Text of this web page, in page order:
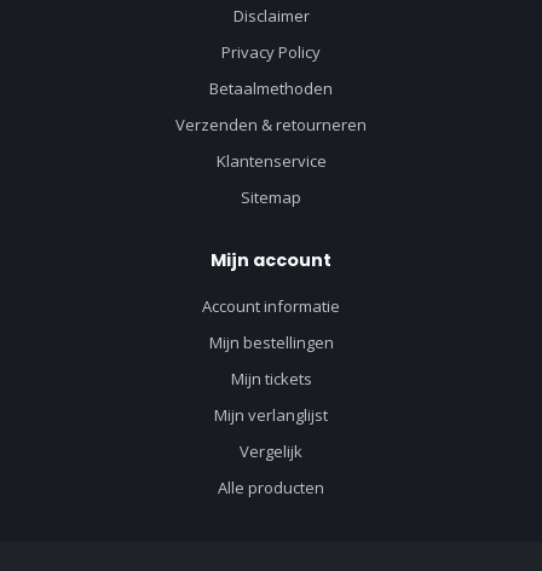
Disclaimer
Privacy Policy
Betaalmethoden
Verzenden & retourneren
Klantenservice
Sitemap
Mijn account
Account informatie
Mijn bestellingen
Mijn tickets
Mijn verlanglijst
Vergelijk
Alle producten